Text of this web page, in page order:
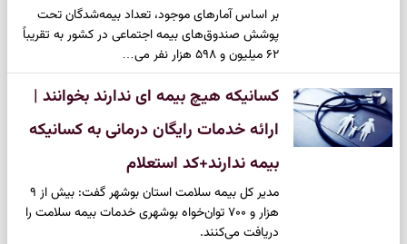
بر اساس آمارهای موجود، تعداد بیمه‌شدگان تحت
پوشش صندوق‌های بیمه اجتماعی در کشور به تقریباً
۶۲ میلیون و ۵۹۸ هزار نفر می‌…
کسانیکه هیچ بیمه ای ندارند بخوانند |
ارائه خدمات رایگان درمانی به کسانیکه
بیمه ندارند+کد استعلام
مدیر کل بیمه سلامت استان بوشهر گفت: بیش از ۹
هزار و ۷۰۰ توان‌خواه بوشهری خدمات بیمه سلامت را
دریافت می‌کنند.